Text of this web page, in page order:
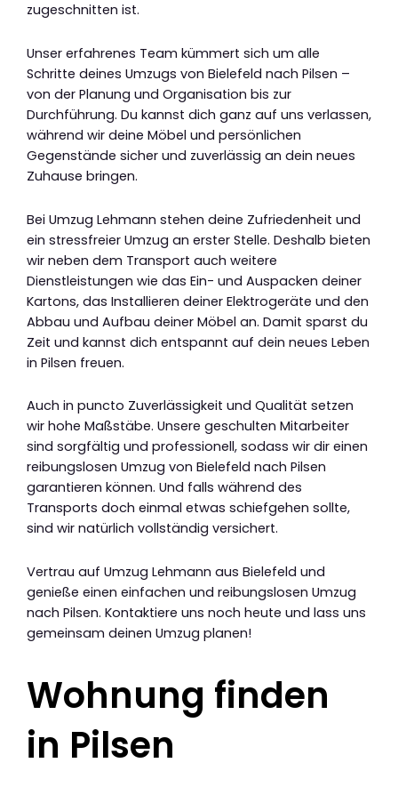
zugeschnitten ist.
Unser erfahrenes Team kümmert sich um alle
Schritte deines Umzugs von Bielefeld nach Pilsen –
von der Planung und Organisation bis zur
Durchführung. Du kannst dich ganz auf uns verlassen,
während wir deine Möbel und persönlichen
Gegenstände sicher und zuverlässig an dein neues
Zuhause bringen.
Bei Umzug Lehmann stehen deine Zufriedenheit und
ein stressfreier Umzug an erster Stelle. Deshalb bieten
wir neben dem Transport auch weitere
Dienstleistungen wie das Ein- und Auspacken deiner
Kartons, das Installieren deiner Elektrogeräte und den
Abbau und Aufbau deiner Möbel an. Damit sparst du
Zeit und kannst dich entspannt auf dein neues Leben
in Pilsen freuen.
Auch in puncto Zuverlässigkeit und Qualität setzen
wir hohe Maßstäbe. Unsere geschulten Mitarbeiter
sind sorgfältig und professionell, sodass wir dir einen
reibungslosen Umzug von Bielefeld nach Pilsen
garantieren können. Und falls während des
Transports doch einmal etwas schiefgehen sollte,
sind wir natürlich vollständig versichert.
Vertrau auf Umzug Lehmann aus Bielefeld und
genieße einen einfachen und reibungslosen Umzug
nach Pilsen. Kontaktiere uns noch heute und lass uns
gemeinsam deinen Umzug planen!
Wohnung finden
in Pilsen